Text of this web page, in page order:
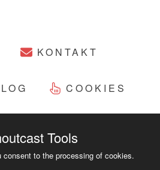
KONTAKT
COOKIES
©2014 - 2023
Tools
to the processing of cookies.